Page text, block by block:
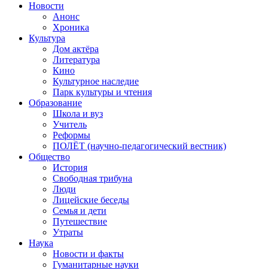
Новости
Анонс
Хроника
Культура
Дом актёра
Литература
Кино
Культурное наследие
Парк культуры и чтения
Образование
Школа и вуз
Учитель
Реформы
ПОЛЁТ (научно-педагогический вестник)
Общество
История
Свободная трибуна
Люди
Лицейские беседы
Семья и дети
Путешествие
Утраты
Наука
Новости и факты
Гуманитарные науки